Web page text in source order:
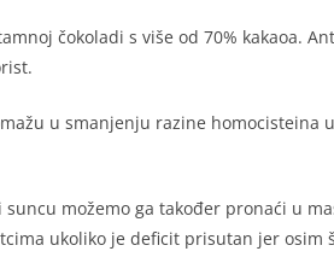
čokoladi s više od 70% kakaoa.
u smanjenju razine homocisteina
možemo ga također pronaći u
ukoliko je deficit prisutan jer osim